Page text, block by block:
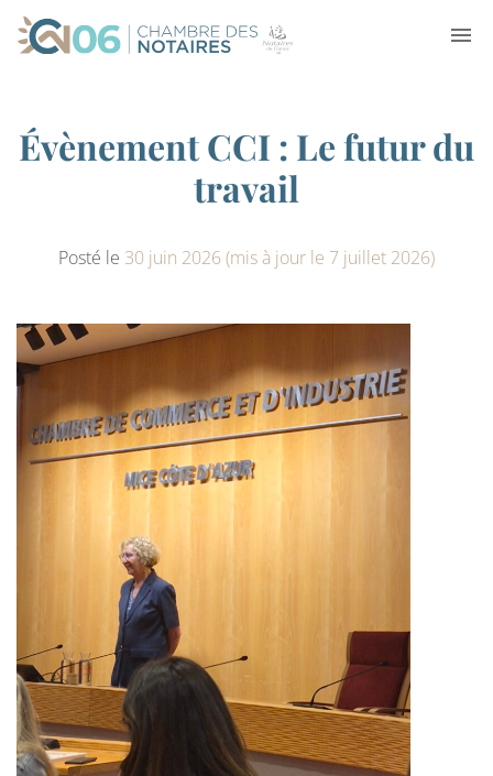
Évènement CCI : Le futur du
travail
Posté le 30 juin 2026(mis à jour le 7 juillet 2026)